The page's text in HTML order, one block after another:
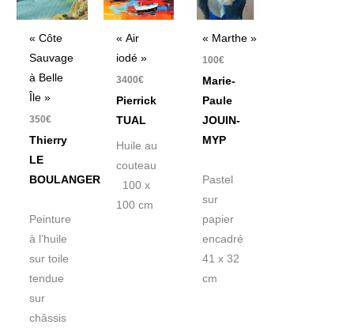
« Côte
Sauvage
à Belle
Île »
350€
Thierry
LE
BOULANGER
Peinture
à l’huile
sur toile
tendue
sur
châssis
« Air
iodé »
3400€
Pierrick
TUAL
Huile au
couteau
100 x
100 cm
« Marthe »
100€
Marie-
Paule
JOUIN-
MYP
Pastel
sur
papier
encadré
41 x 32
cm